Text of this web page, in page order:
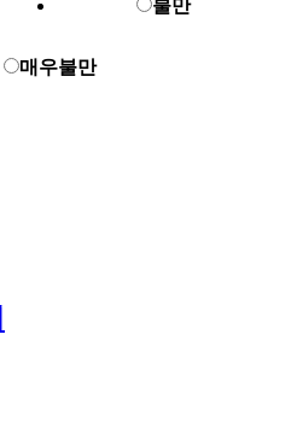
불만
매우불만